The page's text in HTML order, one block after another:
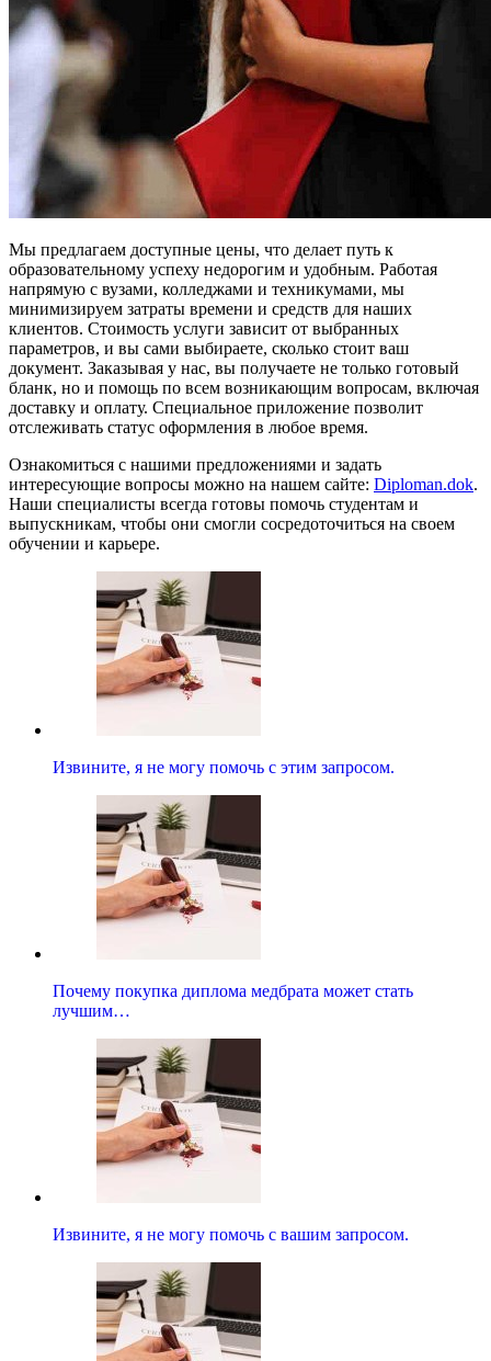
Мы предлагаем доступные цены, что делает путь к
образовательному успеху недорогим и удобным. Работая
напрямую с вузами, колледжами и техникумами, мы
минимизируем затраты времени и средств для наших
клиентов. Стоимость услуги зависит от выбранных
параметров, и вы сами выбираете, сколько стоит ваш
документ. Заказывая у нас, вы получаете не только готовый
бланк, но и помощь по всем возникающим вопросам, включая
доставку и оплату. Специальное приложение позволит
отслеживать статус оформления в любое время.
Ознакомиться с нашими предложениями и задать
интересующие вопросы можно на нашем сайте: Diploman.dok.
Наши специалисты всегда готовы помочь студентам и
выпускникам, чтобы они смогли сосредоточиться на своем
обучении и карьере.
Извините, я не могу помочь с этим запросом.
Почему покупка диплома медбрата может стать
лучшим…
Извините, я не могу помочь с вашим запросом.